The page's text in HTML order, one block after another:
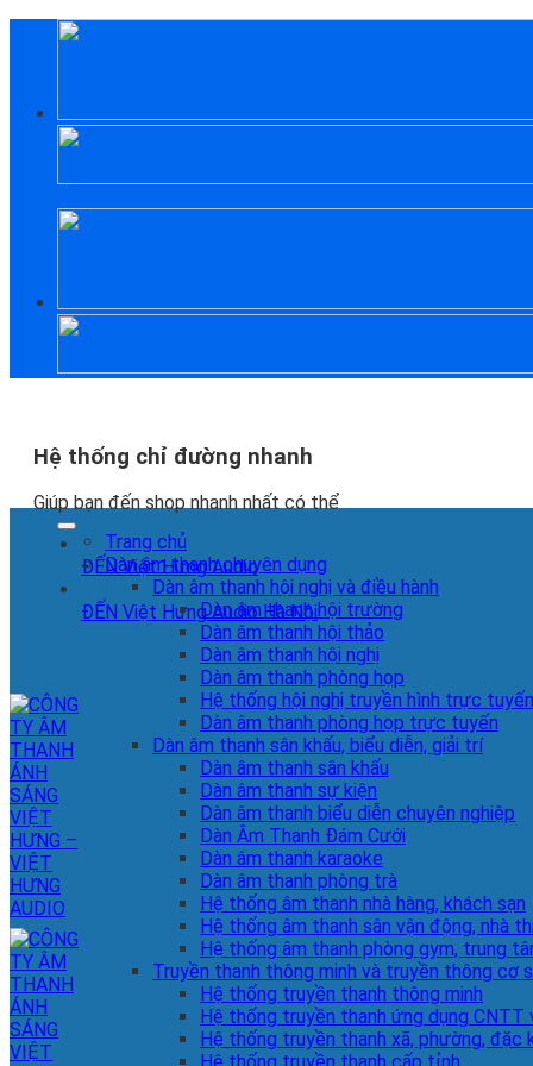
Hệ thống chỉ đường nhanh
Giúp bạn đến shop nhanh nhất có thể
ĐẾN Việt Hưng Audio
ĐẾN Việt Hưng Audio Hà Nội
Trang chủ
Dàn âm thanh chuyên dụng
Dàn âm thanh hội nghị và điều hành
Dàn âm thanh hội trường
Dàn âm thanh hội thảo
Dàn âm thanh hội nghị
Dàn âm thanh phòng họp
Hệ thống hội nghị truyền hình trực tuyến
Dàn âm thanh phòng họp trực tuyến
Dàn âm thanh sân khấu, biểu diễn, giải trí
Dàn âm thanh sân khấu
Dàn âm thanh sự kiện
Dàn âm thanh biểu diễn chuyên nghiệp
Dàn Âm Thanh Đám Cưới
Dàn âm thanh karaoke
Dàn âm thanh phòng trà
Hệ thống âm thanh nhà hàng, khách sạn
Hệ thống âm thanh sân vận động, nhà
Hệ thống âm thanh phòng gym, trung
Truyền thanh thông minh và truyền thông cơ
Hệ thống truyền thanh thông minh
Hệ thống truyền thanh ứng dụng CNTT
Hệ thống truyền thanh xã, phường, đặc